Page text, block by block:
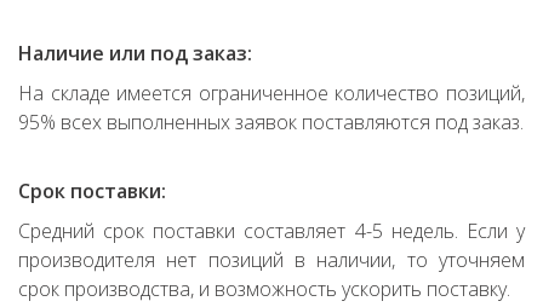
Наличие или под заказ:
На складе имеется ограниченное количество позиций,
95% всех выполненных заявок поставляются под заказ.
Срок поставки:
Средний срок поставки составляет 4-5 недель. Если у
производителя нет позиций в наличии, то уточняем
срок производства, и возможность ускорить поставку.